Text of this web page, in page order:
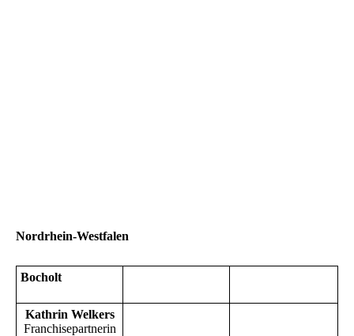
Nordrhein-Westfalen
Bocholt
Kathrin Welkers
Franchisepartnerin